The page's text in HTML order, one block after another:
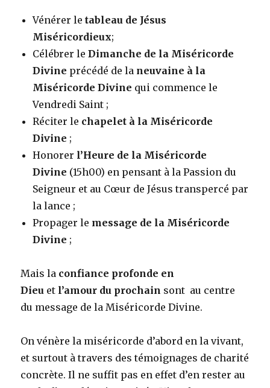
Vénérer letableau de Jésus
Miséricordieux;
Célébrer leDimanche de la Miséricorde
Divine précédé de la neuvaine à la
Miséricorde Divine qui commence le
Vendredi Saint ;
Réciter le chapelet à la Miséricorde
Divine ;
Honorer l’Heure de la Miséricorde
Divine (15h00) en pensant à la Passion du
Seigneur et au Cœur de Jésus transpercé par
la lance ;
Propager le message de la Miséricorde
Divine ;
Mais la confiance profonde en
Dieu et l’amour du prochain sont au centre
du message de la Miséricorde Divine.
On vénère la miséricorde d’abord en la vivant,
et surtout à travers des témoignages de charité
concrète. Il ne suffit pas en effet d’en rester au